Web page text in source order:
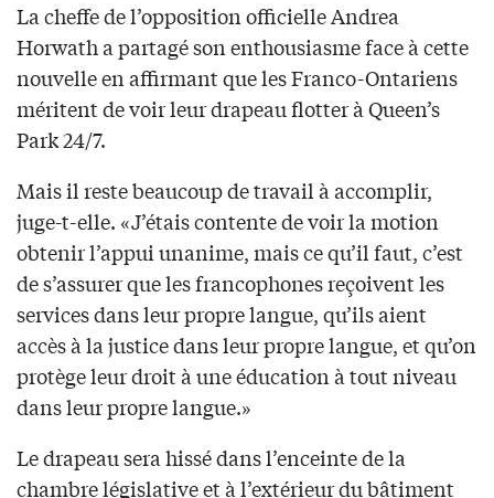
La cheffe de l’opposition officielle Andrea
Horwath a partagé son enthousiasme face à cette
nouvelle en affirmant que les Franco-Ontariens
méritent de voir leur drapeau flotter à Queen’s
Park 24/7.
Mais il reste beaucoup de travail à accomplir,
juge-t-elle. «J’étais contente de voir la motion
obtenir l’appui unanime, mais ce qu’il faut, c’est
de s’assurer que les francophones reçoivent les
services dans leur propre langue, qu’ils aient
accès à la justice dans leur propre langue, et qu’on
protège leur droit à une éducation à tout niveau
dans leur propre langue.»
Le drapeau sera hissé dans l’enceinte de la
chambre législative et à l’extérieur du bâtiment